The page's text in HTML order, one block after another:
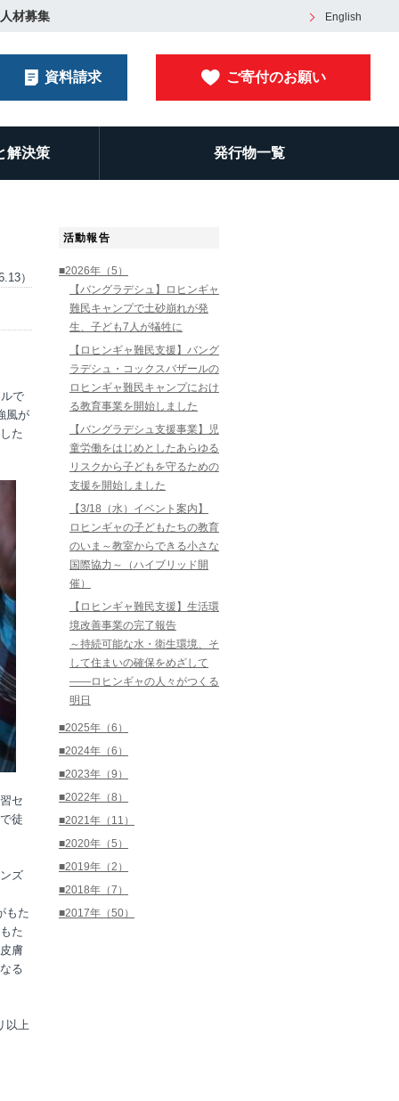
人材募集 English
資料請求 ご寄付のお願い
解決策 発行物一覧
）
で
風が
た
セ
徒
ズ
もた
た
膚
る
以上
活動報告
■2026年（5）
【バングラデシュ】ロヒンギャ
難民キャンプで土砂崩れが発
生、子ども7人が犠牲に
【ロヒンギャ難民支援】バング
ラデシュ・コックスバザールの
ロヒンギャ難民キャンプにおけ
る教育事業を開始しました
【バングラデシュ支援事業】児
童労働をはじめとしたあらゆる
リスクから子どもを守るための
支援を開始しました
【3/18（水）イベント案内】
ロヒンギャの子どもたちの教育
のいま～教室からできる小さな
国際協力～（ハイブリッド開
催）
【ロヒンギャ難民支援】生活環
境改善事業の完了報告
～持続可能な水・衛生環境、そ
して住まいの確保をめざして
――ロヒンギャの人々がつくる
明日
■2025年（6）
■2024年（6）
■2023年（9）
■2022年（8）
■2021年（11）
■2020年（5）
■2019年（2）
■2018年（7）
■2017年（50）